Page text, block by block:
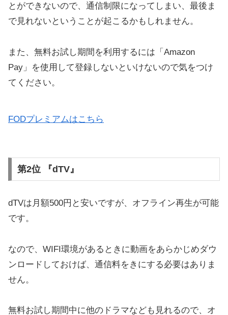
とができないので、通信制限になってしまい、最後ま
で見れないということが起こるかもしれません。
また、無料お試し期間を利用するには「Amazon
Pay」を使用して登録しないといけないので気をつけ
てください。
FODプレミアムはこちら
第2位 『dTV』
dTVは月額500円と安いですが、オフライン再生が可能
です。
なので、WIFI環境があるときに動画をあらかじめダウ
ンロードしておけば、通信料をきにする必要はありま
せん。
無料お試し期間中に他のドラマなども見れるので、オ